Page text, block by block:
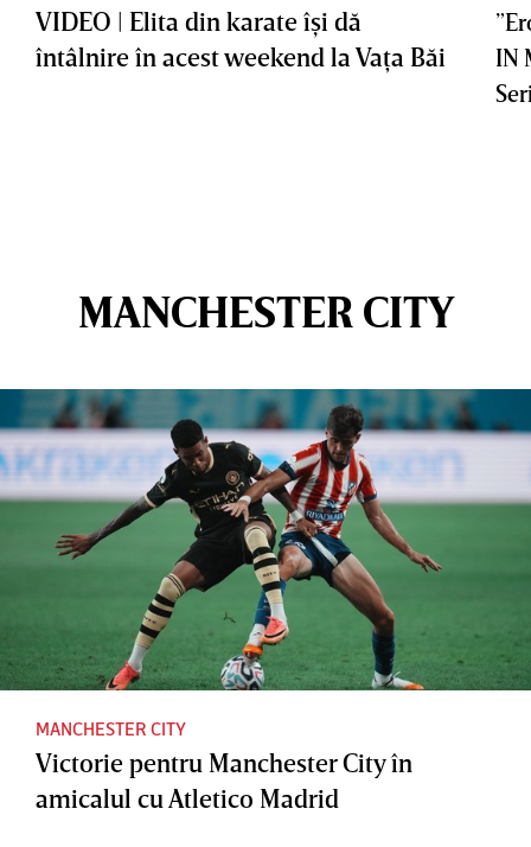
VIDEO | Elita din karate îşi dă
întâlnire în acest weekend la Vaţa Băi
IN
MANCHESTER CITY
MANCHESTER CITY
Victorie pentru Manchester City în
amicalul cu Atletico Madrid